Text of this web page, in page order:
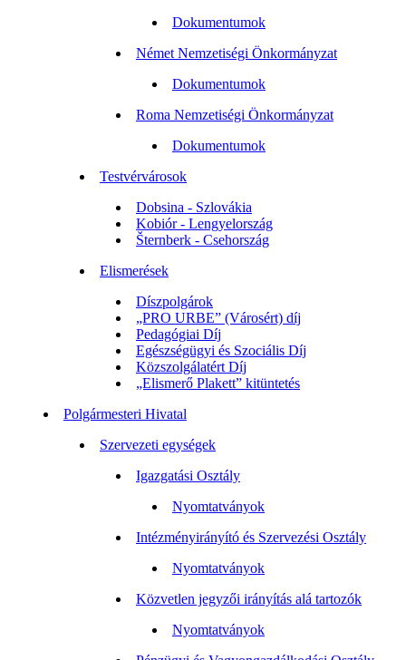
Dokumentumok
Német Nemzetiségi Önkormányzat
Dokumentumok
Roma Nemzetiségi Önkormányzat
Dokumentumok
Testvérvárosok
Dobsina - Szlovákia
Kobiór - Lengyelország
Šternberk - Csehország
Elismerések
Díszpolgárok
„PRO URBE” (Városért) díj
Pedagógiai Díj
Egészségügyi és Szociális Díj
Közszolgálatért Díj
„Elismerő Plakett” kitüntetés
Polgármesteri Hivatal
Szervezeti egységek
Igazgatási Osztály
Nyomtatványok
Intézményirányító és Szervezési Osztály
Nyomtatványok
Közvetlen jegyzői irányítás alá tartozók
Nyomtatványok